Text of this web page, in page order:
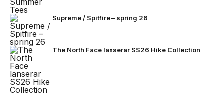
Supreme / Spitfire – spring 26
The North Face lanserar SS26 Hike Collection